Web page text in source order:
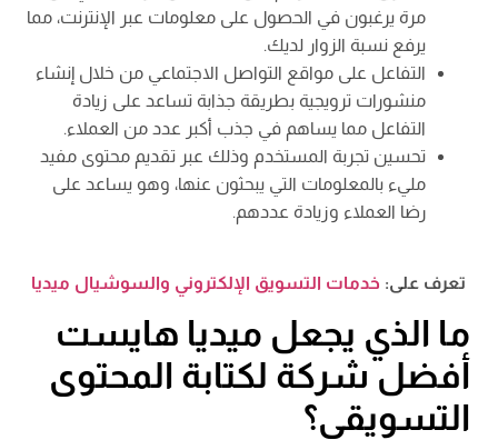
مرة يرغبون في الحصول على معلومات عبر الإنترنت، مما
يرفع نسبة الزوار لديك.
التفاعل على مواقع التواصل الاجتماعي من خلال إنشاء
منشورات ترويجية بطريقة جذابة تساعد على زيادة
التفاعل مما يساهم في جذب أكبر عدد من العملاء.
تحسين تجربة المستخدم وذلك عبر تقديم محتوى مفيد
مليء بالمعلومات التي يبحثون عنها، وهو يساعد على
رضا العملاء وزيادة عددهم.
تعرف على: خدمات التسويق الإلكتروني والسوشيال ميديا
ما الذي يجعل ميديا هايست
أفضل شركة لكتابة المحتوى
التسويقي؟